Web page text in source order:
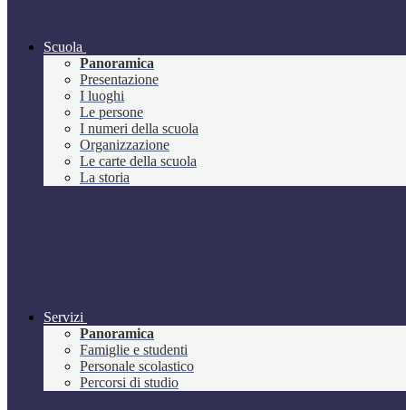
Scuola
Panoramica
Presentazione
I luoghi
Le persone
I numeri della scuola
Organizzazione
Le carte della scuola
La storia
Servizi
Panoramica
Famiglie e studenti
Personale scolastico
Percorsi di studio